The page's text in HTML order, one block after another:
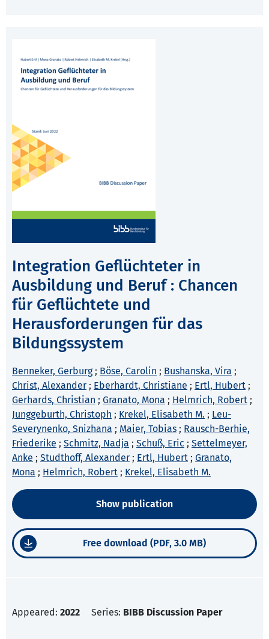
Integration Geflüchteter in
Ausbildung und Beruf : Chancen
für Geflüchtete und
Herausforderungen für das
Bildungssystem
Benneker, Gerburg; Böse, Carolin ; Bushanska, Vira ;
Christ, Alexander ; Eberhardt, Christiane ; Ertl, Hubert ;
Gerhards, Christian ; Granato, Mona ; Helmrich, Robert ;
Junggeburth, Christoph ; Krekel, Elisabeth M. ; Leu-
Severynenko, Snizhana ; Maier, Tobias ; Rausch-Berhie,
Friederike ; Schmitz, Nadja ; Schuß, Eric ; Settelmeyer,
Anke ; Studthoff, Alexander ; Ertl, Hubert ; Granato,
Mona ; Helmrich, Robert ; Krekel, Elisabeth M.
Show publication
Free download (PDF, 3.0 MB)
Appeared: 2022 Series: BIBB Discussion Paper